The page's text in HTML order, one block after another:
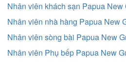
Nhân viên khách sạn Papua New
Nhân viên nhà hàng Papua New
Nhân viên sòng bài Papua New
Nhân viên Phụ bếp Papua New